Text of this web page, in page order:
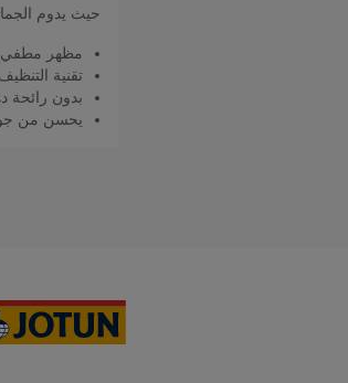
حيث يدوم
مظهر مطفي
تقنية
بدون رائحة
يحسن من